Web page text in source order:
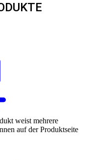
weist mehrere
auf der Produktseite